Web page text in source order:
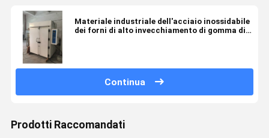
Materiale industriale dell'acciaio inossidabile
dei forni di alto invecchiamento di gomma di
Continua
Prodotti Raccomandati